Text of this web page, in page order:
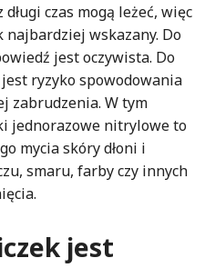
czas mogą leżeć, więc
wskazany. Do
jest oczywista. Do
ryzyko spowodowania
zabrudzenia. W tym
jednorazowe nitrylowe to
mycia skóry dłoni i
smaru, farby czy innych
jest